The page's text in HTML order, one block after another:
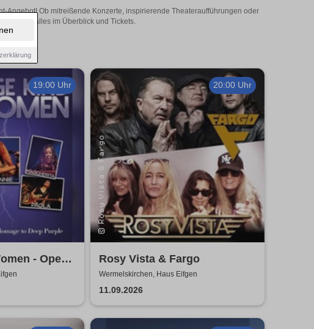
Angebot! Ob mitreißende Konzerte, inspirierende Theateraufführungen oder
finden alles im Überblick und Tickets.
19:00 Uhr
- Open
20:00 Uhr
Rosy Vista & Fargo
Wermelskirchen, Haus Eifgen
11.09.2026